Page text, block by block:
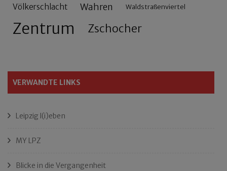
Völkerschlacht Wahren Waldstraßenviertel
Zentrum Zschocher
VERWANDTE LINKS
Leipzig l(i)eben
MY LPZ
Blicke in die Vergangenheit